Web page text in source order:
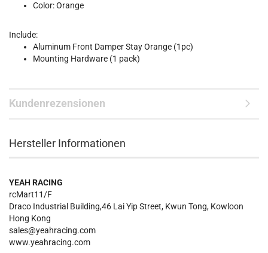
Color: Orange
Include:
Aluminum Front Damper Stay Orange (1pc)
Mounting Hardware (1 pack)
Kundenrezensionen
Hersteller Informationen
YEAH RACING
rcMart11/F
Draco Industrial Building,46 Lai Yip Street, Kwun Tong, Kowloon
Hong Kong
sales@yeahracing.com
www.yeahracing.com